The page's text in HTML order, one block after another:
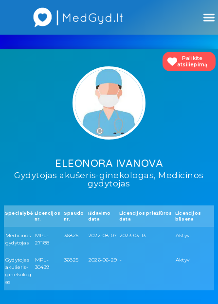
Palikite
atsiliepimą
ELEONORA IVANOVA
Gydytojas akušeris-ginekologas, Medicinos
gydytojas
Specialybė Licencijos
nr.
Spaudo
nr.
Išdavimo
data
Licencijos priežiūros
data
Licencijos
būsena
Medicinos
gydytojas
MPL-
27188
36825 2022-08-07 2023-03-13 Aktyvi
Gydytojas
akušeris-
ginekolog
as
MPL-
30439
36825 2026-06-29 - Aktyvi